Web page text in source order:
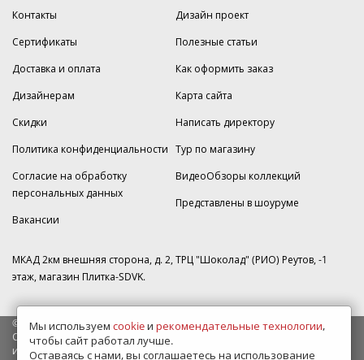
Контакты
Сертификаты
Доставка и оплата
Дизайнерам
Скидки
Политика конфиденциальности
Согласие на обработку
персональных данных
Вакансии
Дизайн проект
Полезные статьи
Как оформить заказ
Карта сайта
Написать директору
Тур по магазину
ВидеоОбзоры коллекций
Представлены в шоуруме
МКАД 2км внешняя сторона, д. 2, ТРЦ "Шоколад" (РИО) Реутов, -1
этаж, магазин Плитка-SDVK.
© 2009—2026 г. Все права защищены
Обращаем Ваше внимание на то, что данный интернет-сайт носит
исключительно информационный характер и ни при каких условиях
Мы используем cookieи рекомендательные технологии,
чтобы сайт работал лучше.
Оставаясь с нами, вы соглашаетесь на использование